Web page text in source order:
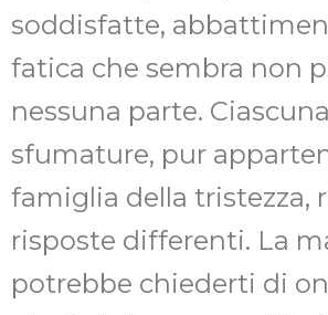
soddisfatte,
fatica che sembra non
nessuna parte.
sfumature, pur
famiglia della tristezza,
risposte differenti. La
potrebbe chiederti di